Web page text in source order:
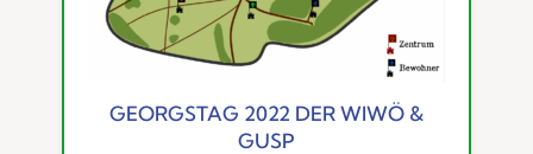
GEORGSTAG 2022 DER WIWÖ &
GUSP